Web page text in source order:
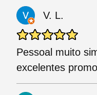
V. L.
Pessoal muito
excelentes